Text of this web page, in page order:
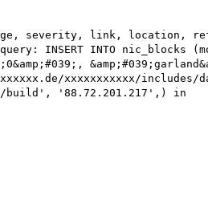
severity, link, location,
INSERT INTO nic_blocks
xxxxxxxxxxx/includes/
build', '88.72.201.217',) in